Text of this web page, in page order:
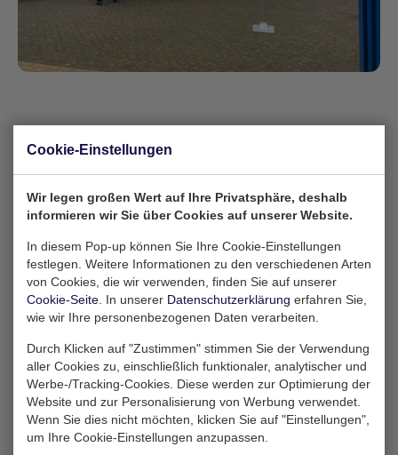
Kreative Lösung
anzubieten, die über die traditionellen Anwendungen
perfektes Beispiel dafür, wie Schiffscontainer in
einzigartige und auffällige Elemente für besondere
Anlässe verwandelt werden können.
Wir sind stolz, zum Erfolg dieser erfolgreichen
Weihnachtspaket-Verteilaktion beigetragen zu haben.
Schauen Sie sich die Fotos unten an, um einen
Einblick in diesen besonderen Moment zu erhalten.
Cookie-Einstellungen
Wir legen großen Wert auf Ihre Privatsphäre, deshalb
informieren wir Sie über Cookies auf unserer Website.
In diesem Pop-up können Sie Ihre Cookie-Einstellungen
festlegen. Weitere Informationen zu den verschiedenen Arten
von Cookies, die wir verwenden, finden Sie auf unserer
Cookie-Seite . In unserer Datenschutzerklärung erfahren Sie,
wie wir Ihre personenbezogenen Daten verarbeiten.
Durch Klicken auf "Zustimmen" stimmen Sie der Verwendung
aller Cookies zu, einschließlich funktionaler, analytischer und
Werbe-/Tracking-Cookies. Diese werden zur Optimierung der
Website und zur Personalisierung von Werbung verwendet.
Wenn Sie dies nicht möchten, klicken Sie auf "Einstellungen",
um Ihre Cookie-Einstellungen anzupassen.